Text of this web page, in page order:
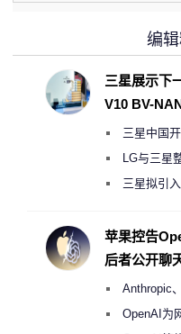
编
三星展示下
V10 BV-
三星中国
月销售额不达
LG与三星
偷偷共享带宽
三星拟引
度
苹果控告
后者公开聊
Anthropic
《人工智能法
OpenAI为